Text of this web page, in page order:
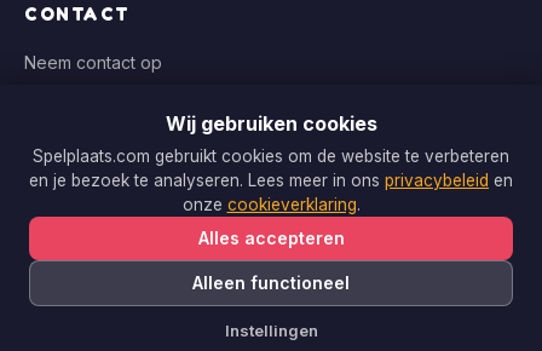
CONTACT
Neem contact op
WIJ VERGELIJKEN BIJ
Bol.com, Spellenrijk, Boardgameshop.nl
Copyright © 2026 Spelplaats.com. Alle rechten voorbehouden.
Wij gebruiken cookies
Spelplaats.com gebruikt cookies om de website te verbeteren
en je bezoek te analyseren. Lees meer in ons privacybeleid en
onze cookieverklaring.
Alles accepteren
Alleen functioneel
Instellingen